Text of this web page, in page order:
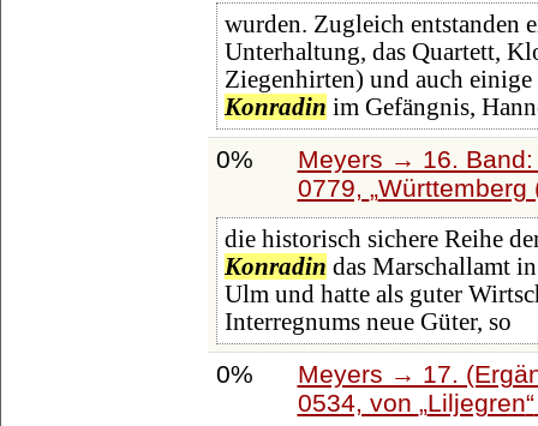
wurden. Zugleich entstanden
Unterhaltung, das Quartett,
Ziegenhirten) und auch
Konradin im Gefängnis,
0%
Meyers → 16.
0779,
Württemberg
die historisch sichere Reihe
Konradin das Marschallamt
Ulm und hatte als guter
Interregnums neue Güter, so
0%
Meyers → 17.
0534, von Liljegren